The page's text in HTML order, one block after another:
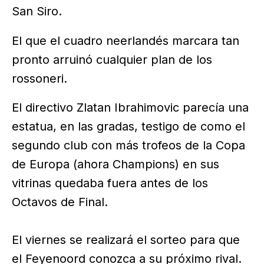
San Siro.
El que el cuadro neerlandés marcara tan
pronto arruinó cualquier plan de los
rossoneri.
El directivo Zlatan Ibrahimovic parecía una
estatua, en las gradas, testigo de como el
segundo club con más trofeos de la Copa
de Europa (ahora Champions) en sus
vitrinas quedaba fuera antes de los
Octavos de Final.
El viernes se realizará el sorteo para que
el Feyenoord conozca a su próximo rival.